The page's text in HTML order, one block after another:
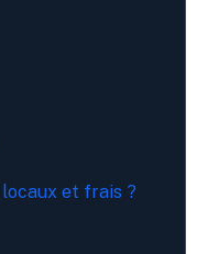
et frais ?